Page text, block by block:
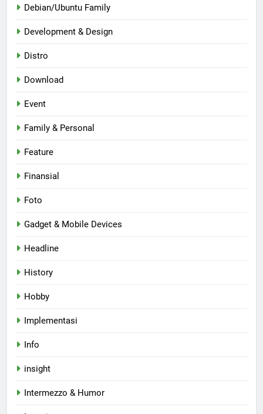
Debian/Ubuntu Family
Development & Design
Distro
Download
Event
Family & Personal
Feature
Finansial
Foto
Gadget & Mobile Devices
Headline
History
Hobby
Implementasi
Info
insight
Intermezzo & Humor